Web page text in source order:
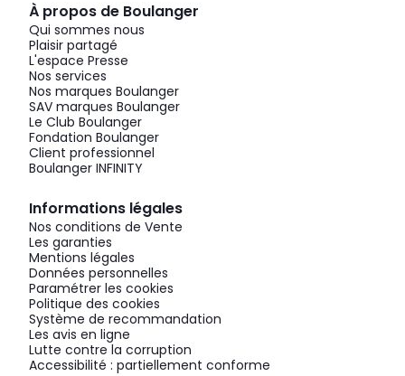
À propos de Boulanger
Qui sommes nous
Plaisir partagé
L'espace Presse
Nos services
Nos marques Boulanger
SAV marques Boulanger
Le Club Boulanger
Fondation Boulanger
Client professionnel
Boulanger INFINITY
Informations légales
Nos conditions de Vente
Les garanties
Mentions légales
Données personnelles
Paramétrer les cookies
Politique des cookies
Système de recommandation
Les avis en ligne
Lutte contre la corruption
Accessibilité : partiellement conforme